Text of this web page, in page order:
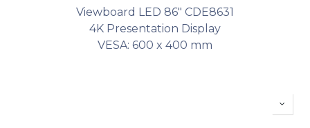
Viewboard LED 86" CDE8631
4K Presentation Display
VESA: 600 x 400 mm